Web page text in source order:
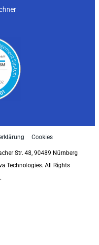
Cookies
Str. 48, 90489 Nürnberg
Technologies. All Rights